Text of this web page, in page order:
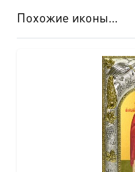
Похожие иконы…